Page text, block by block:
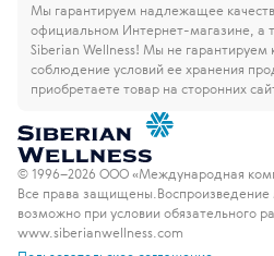
Мы гарантируем надлежащее
официальном Интернет-магазине, а
Siberian Wellness! Мы не гарантируем
соблюдение условий ее хранения
приобретаете товар на сторонних
© 1996–2026 ООО «Международная
Все права защищены.
возможно при условии обязательного
www.siberianwellness.com